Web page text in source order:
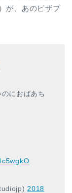
が、あのピザプ
におばあち
2018